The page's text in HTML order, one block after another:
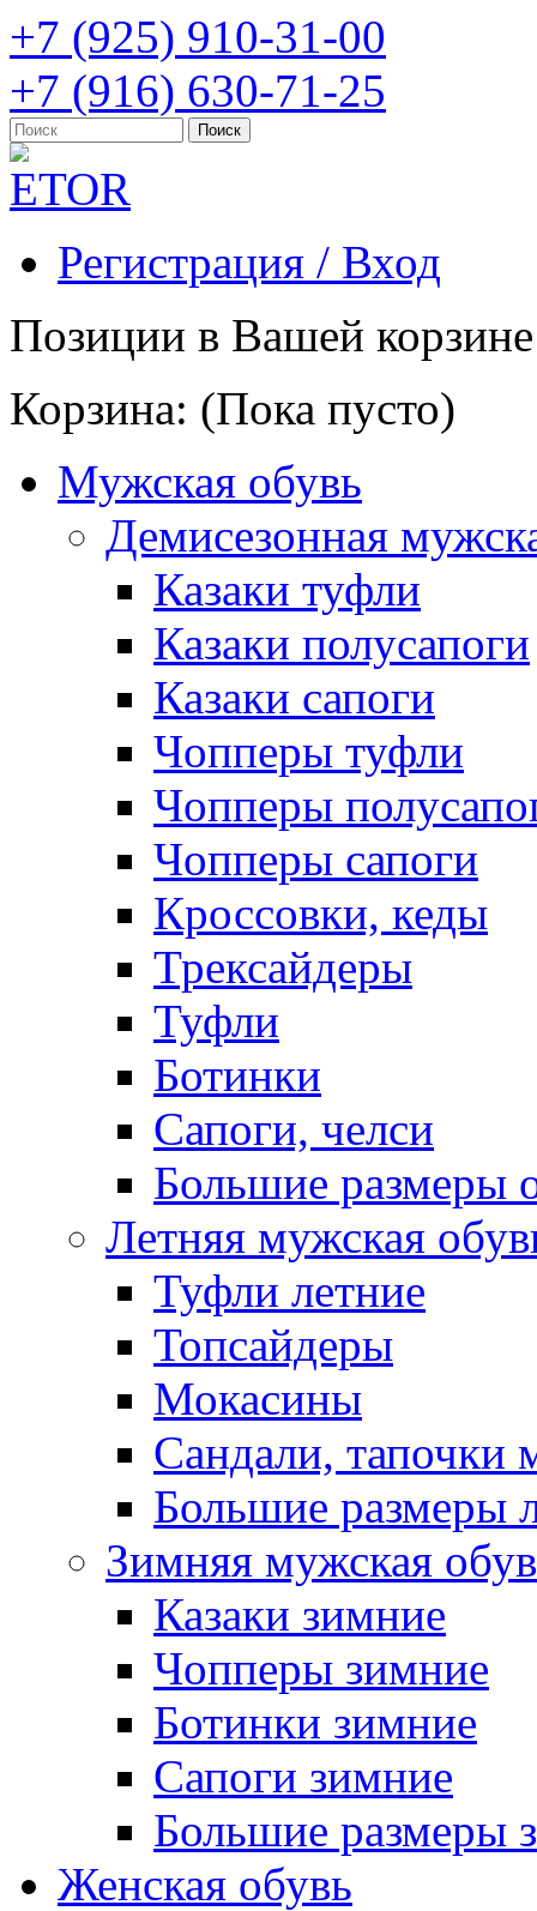
+7 (925) 910-31-00
+7 (916) 630-71-25
Регистрация / Вход
Позиции в Вашей
Корзина: (Пока пусто)
Мужская обувь
Демисезонная
Казаки туфли
Казаки полусапоги
Казаки сапоги
Чопперы туфли
Чопперы
Чопперы сапоги
Кроссовки, кеды
Трексайдеры
Туфли
Ботинки
Сапоги, челси
Большие размеры
Летняя мужская
Туфли летние
Топсайдеры
Мокасины
Сандали, тапочки
Большие размеры
Зимняя мужская
Казаки зимние
Чопперы зимние
Ботинки зимние
Сапоги зимние
Большие размеры
Женская обувь